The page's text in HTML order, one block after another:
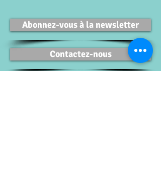
Contactez-nous
Abonnez-vous à la newsletter